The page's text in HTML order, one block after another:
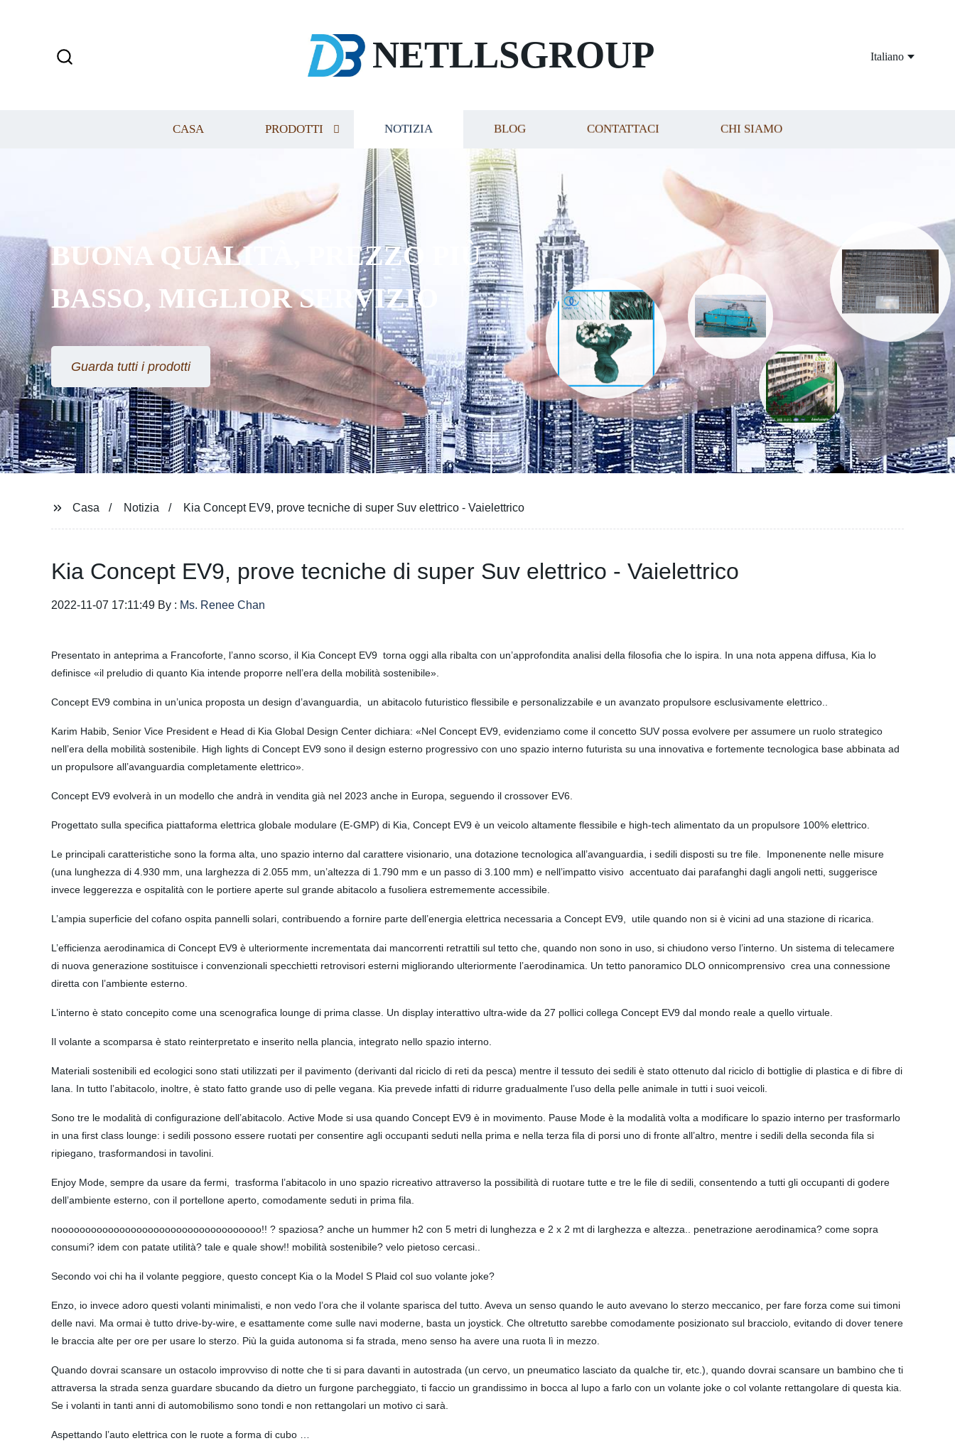
NETLLSGROUP Italiano
CASA PRODOTTI NOTIZIA BLOG CONTATTACI CHI SIAMO
BUONA QUALITÀ, PREZZO PIÙ
BASSO, MIGLIOR SERVIZIO
Guarda tutti i prodotti
Casa Notizia Kia Concept EV9, prove tecniche di super Suv elettrico - Vaielettrico
Kia Concept EV9, prove tecniche di super Suv elettrico - Vaielettrico
2022-11-07 17:11:49 By : Ms. Renee Chan
Presentato in anteprima a Francoforte, l’anno scorso, il Kia Concept EV9 torna oggi alla ribalta con un’approfondita analisi della filosofia che lo ispira. In una nota appena diffusa, Kia lo
definisce «il preludio di quanto Kia intende proporre nell’era della mobilità sostenibile».
Concept EV9 combina in un’unica proposta un design d’avanguardia, un abitacolo futuristico flessibile e personalizzabile e un avanzato propulsore esclusivamente elettrico..
Karim Habib, Senior Vice President e Head di Kia Global Design Center dichiara: «Nel Concept EV9, evidenziamo come il concetto SUV possa evolvere per assumere un ruolo strategico
nell’era della mobilità sostenibile. High lights di Concept EV9 sono il design esterno progressivo con uno spazio interno futurista su una innovativa e fortemente tecnologica base abbinata ad
un propulsore all’avanguardia completamente elettrico».
Concept EV9 evolverà in un modello che andrà in vendita già nel 2023 anche in Europa, seguendo il crossover EV6.
Progettato sulla specifica piattaforma elettrica globale modulare (E-GMP) di Kia, Concept EV9 è un veicolo altamente flessibile e high-tech alimentato da un propulsore 100% elettrico.
Le principali caratteristiche sono la forma alta, uno spazio interno dal carattere visionario, una dotazione tecnologica all’avanguardia, i sedili disposti su tre file. Imponenente nelle misure
(una lunghezza di 4.930 mm, una larghezza di 2.055 mm, un’altezza di 1.790 mm e un passo di 3.100 mm) e nell’impatto visivo accentuato dai parafanghi dagli angoli netti, suggerisce
invece leggerezza e ospitalità con le portiere aperte sul grande abitacolo a fusoliera estrememente accessibile.
L’ampia superficie del cofano ospita pannelli solari, contribuendo a fornire parte dell’energia elettrica necessaria a Concept EV9, utile quando non si è vicini ad una stazione di ricarica.
L’efficienza aerodinamica di Concept EV9 è ulteriormente incrementata dai mancorrenti retrattili sul tetto che, quando non sono in uso, si chiudono verso l’interno. Un sistema di telecamere
di nuova generazione sostituisce i convenzionali specchietti retrovisori esterni migliorando ulteriormente l’aerodinamica. Un tetto panoramico DLO onnicomprensivo crea una connessione
diretta con l’ambiente esterno.
L’interno è stato concepito come una scenografica lounge di prima classe. Un display interattivo ultra-wide da 27 pollici collega Concept EV9 dal mondo reale a quello virtuale.
Il volante a scomparsa è stato reinterpretato e inserito nella plancia, integrato nello spazio interno.
Materiali sostenibili ed ecologici sono stati utilizzati per il pavimento (derivanti dal riciclo di reti da pesca) mentre il tessuto dei sedili è stato ottenuto dal riciclo di bottiglie di plastica e di fibre di
lana. In tutto l’abitacolo, inoltre, è stato fatto grande uso di pelle vegana. Kia prevede infatti di ridurre gradualmente l’uso della pelle animale in tutti i suoi veicoli.
Sono tre le modalità di configurazione dell’abitacolo. Active Mode si usa quando Concept EV9 è in movimento. Pause Mode è la modalità volta a modificare lo spazio interno per trasformarlo
in una first class lounge: i sedili possono essere ruotati per consentire agli occupanti seduti nella prima e nella terza fila di porsi uno di fronte all’altro, mentre i sedili della seconda fila si
ripiegano, trasformandosi in tavolini.
Enjoy Mode, sempre da usare da fermi, trasforma l’abitacolo in uno spazio ricreativo attraverso la possibilità di ruotare tutte e tre le file di sedili, consentendo a tutti gli occupanti di godere
dell’ambiente esterno, con il portellone aperto, comodamente seduti in prima fila.
noooooooooooooooooooooooooooooooooooo!! ? spaziosa? anche un hummer h2 con 5 metri di lunghezza e 2 x 2 mt di larghezza e altezza.. penetrazione aerodinamica? come sopra
consumi? idem con patate utilità? tale e quale show!! mobilità sostenibile? velo pietoso cercasi..
Secondo voi chi ha il volante peggiore, questo concept Kia o la Model S Plaid col suo volante joke?
Enzo, io invece adoro questi volanti minimalisti, e non vedo l’ora che il volante sparisca del tutto. Aveva un senso quando le auto avevano lo sterzo meccanico, per fare forza come sui timoni
delle navi. Ma ormai è tutto drive-by-wire, e esattamente come sulle navi moderne, basta un joystick. Che oltretutto sarebbe comodamente posizionato sul bracciolo, evitando di dover tenere
le braccia alte per ore per usare lo sterzo. Più la guida autonoma si fa strada, meno senso ha avere una ruota lì in mezzo.
Quando dovrai scansare un ostacolo improvviso di notte che ti si para davanti in autostrada (un cervo, un pneumatico lasciato da qualche tir, etc.), quando dovrai scansare un bambino che ti
attraversa la strada senza guardare sbucando da dietro un furgone parcheggiato, ti faccio un grandissimo in bocca al lupo a farlo con un volante joke o col volante rettangolare di questa kia.
Se i volanti in tanti anni di automobilismo sono tondi e non rettangolari un motivo ci sarà.
Aspettando l’auto elettrica con le ruote a forma di cubo …